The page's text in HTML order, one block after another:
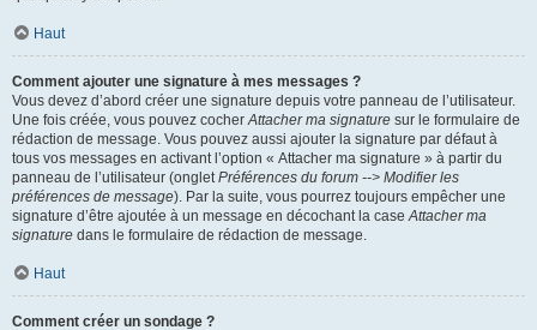
Haut
Comment ajouter une signature à mes messages ?
Vous devez d’abord créer une signature depuis votre panneau de l’utilisateur.
Une fois créée, vous pouvez cocherAttacher ma signature sur le formulaire de
rédaction de message. Vous pouvez aussi ajouter la signature par défaut à
tous vos messages en activant l’option « Attacher ma signature » à partir du
panneau de l’utilisateur (ongletPréférences du forum --> Modifier les
préférences de message). Par la suite, vous pourrez toujours empêcher une
signature d’être ajoutée à un message en décochant la caseAttacher ma
signature dans le formulaire de rédaction de message.
Haut
Comment créer un sondage ?